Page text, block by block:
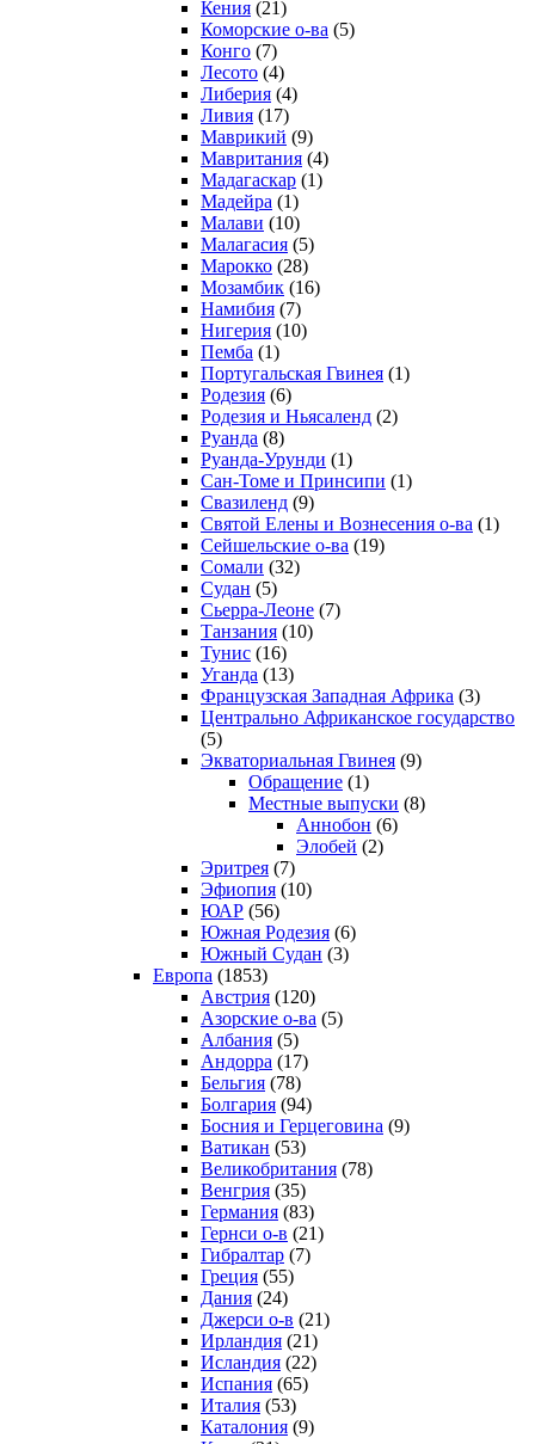
Кения (21)
Коморcкие о-ва (5)
Конго (7)
Лесото (4)
Либерия (4)
Ливия (17)
Маврикий (9)
Мавритания (4)
Мадагаскар (1)
Мадейра (1)
Малави (10)
Малагасия (5)
Марокко (28)
Мозамбик (16)
Намибия (7)
Нигерия (10)
Пемба (1)
Португальская Гвинея (1)
Родезия (6)
Родезия и Ньясаленд (2)
Руанда (8)
Руанда-Урунди (1)
Сан-Томе и Принсипи (1)
Свазиленд (9)
Святой Елены и Вознесения о-ва (1)
Сейшельские о-ва (19)
Сомали (32)
Судан (5)
Сьерра-Леоне (7)
Танзания (10)
Тунис (16)
Уганда (13)
Французская Западная Африка (3)
Центрально Африканское государство
(5)
Экваториальная Гвинея (9)
Обращение (1)
Местные выпуски (8)
Аннобон (6)
Элобей (2)
Эритрея (7)
Эфиопия (10)
ЮАР (56)
Южная Родезия (6)
Южный Судан (3)
Европа (1853)
Австрия (120)
Азорские о-ва (5)
Албания (5)
Андорра (17)
Бельгия (78)
Болгария (94)
Босния и Герцеговина (9)
Ватикан (53)
Великобритания (78)
Венгрия (35)
Германия (83)
Гернси о-в (21)
Гибралтар (7)
Греция (55)
Дания (24)
Джерси о-в (21)
Ирландия (21)
Исландия (22)
Испания (65)
Италия (53)
Каталония (9)